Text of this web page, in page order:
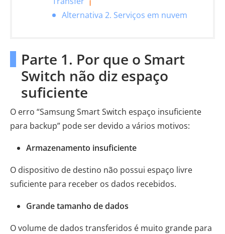
Alternativa 2. Serviços em nuvem
Parte 1. Por que o Smart
Switch não diz espaço
suficiente
O erro “Samsung Smart Switch espaço insuficiente
para backup” pode ser devido a vários motivos:
Armazenamento insuficiente
O dispositivo de destino não possui espaço livre
suficiente para receber os dados recebidos.
Grande tamanho de dados
O volume de dados transferidos é muito grande para